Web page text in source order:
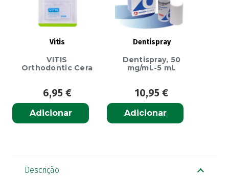
Vitis
VITIS
Orthodontic Cera
6,95 €
Adicionar
Dentispray
Dentispray, 50
mg/mL-5 mL
10,95 €
Adicionar
Descrição